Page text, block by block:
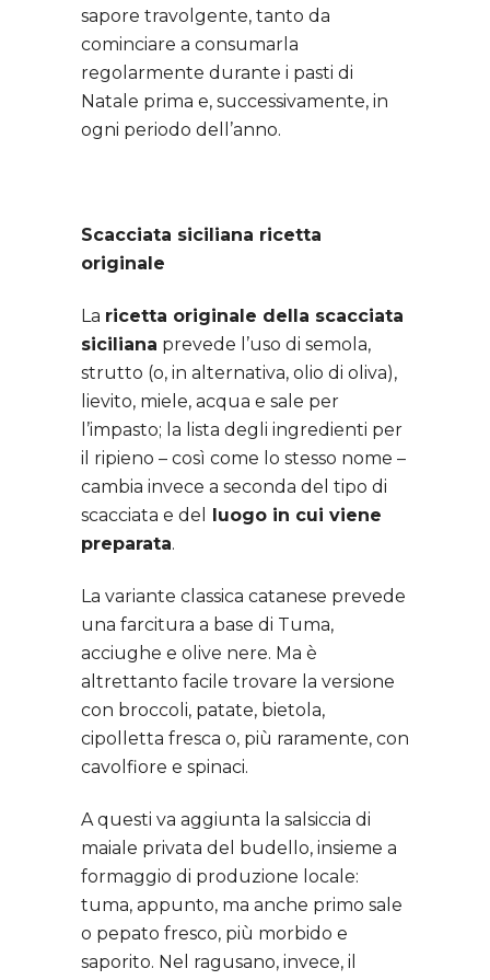
sapore travolgente, tanto da
cominciare a consumarla
regolarmente durante i pasti di
Natale prima e, successivamente, in
ogni periodo dell’anno.
Scacciata siciliana ricetta
originale
La ricetta originale della scacciata
siciliana prevede l’uso di semola,
strutto (o, in alternativa, olio di oliva),
lievito, miele, acqua e sale per
l’impasto; la lista degli ingredienti per
il ripieno – così come lo stesso nome –
cambia invece a seconda del tipo di
scacciata e del
luogo in cui viene
preparata.
La variante classica catanese prevede
una farcitura a base di Tuma,
acciughe e olive nere. Ma è
altrettanto facile trovare la versione
con broccoli, patate, bietola,
cipolletta fresca o, più raramente, con
cavolfiore e spinaci.
A questi va aggiunta la salsiccia di
maiale privata del budello, insieme a
formaggio di produzione locale:
tuma, appunto, ma anche primo sale
o pepato fresco, più morbido e
saporito. Nel ragusano, invece, il